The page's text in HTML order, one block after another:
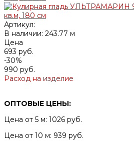
Артикул:
В наличии: 243.77 м
Цена
693 руб.
-30%
990 руб.
Расход на изделие
ОПТОВЫЕ ЦЕНЫ:
Цена от 5 м: 1026 руб.
Цена от 10 м: 939 руб.